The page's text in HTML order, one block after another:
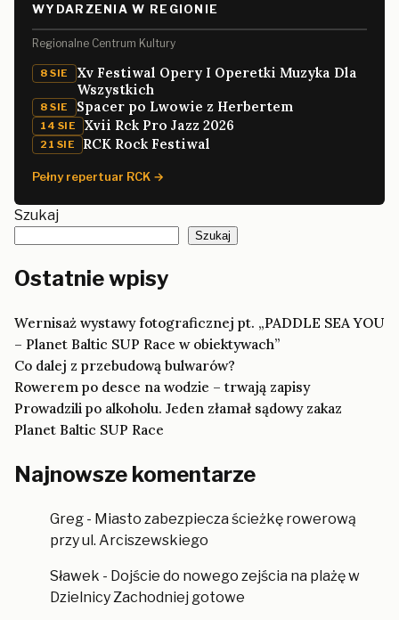
WYDARZENIA W REGIONIE
Regionalne Centrum Kultury
8 SIE
Xv Festiwal Opery I Operetki Muzyka Dla
Wszystkich
8 SIE Spacer po Lwowie z Herbertem
14 SIE Xvii Rck Pro Jazz 2026
21 SIE RCK Rock Festiwal
Pełny repertuar RCK →
Szukaj
Szukaj
Ostatnie wpisy
Wernisaż wystawy fotograficznej pt. „PADDLE SEA YOU
– Planet Baltic SUP Race w obiektywach”
Co dalej z przebudową bulwarów?
Rowerem po desce na wodzie – trwają zapisy
Prowadzili po alkoholu. Jeden złamał sądowy zakaz
Planet Baltic SUP Race
Najnowsze komentarze
Greg - Miasto zabezpiecza ścieżkę rowerową
przy ul. Arciszewskiego
Sławek - Dojście do nowego zejścia na plażę w
Dzielnicy Zachodniej gotowe